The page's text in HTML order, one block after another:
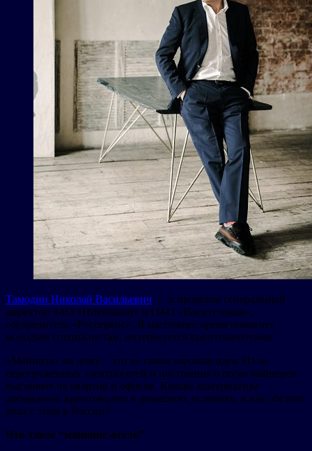
Тамодин Николай Васильевич — в прошлом генеральный
директор ЗАО «Ниеншанц» и ОАО «Воентелеком»,
соучредитель «Россервис». В настоящее время помогает
молодым специалистам, интересуется криптовалютами.
«Майнить» на дому – это не самая хорошая идея. Из-за
перегруженных электросетей и постоянного шума майнеров
выгоняют из квартир и офисов. Какова альтернатива
добыванию криптовалют в домашних условиях, и как обстоят
дела с этим в России?
Что такое “майнинг-отель”